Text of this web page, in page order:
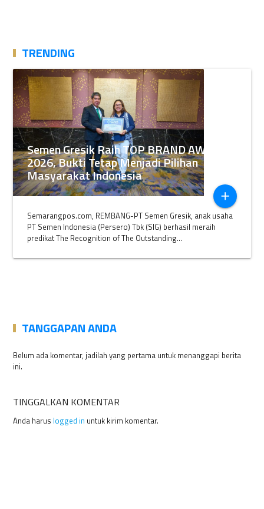
TRENDING
Semen Gresik Raih TOP BRAND AWARDS
2026, Bukti Tetap Menjadi Pilihan
Masyarakat Indonesia
add
Semarangpos.com, REMBANG-PT Semen Gresik, anak usaha
PT Semen Indonesia (Persero) Tbk (SIG) berhasil meraih
predikat The Recognition of The Outstanding...
TANGGAPAN ANDA
Belum ada komentar, jadilah yang pertama untuk menanggapi berita
ini.
TINGGALKAN KOMENTAR
Anda harus logged in untuk kirim komentar.